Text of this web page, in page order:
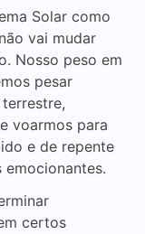
Solar como
vai mudar
Nosso peso em
pesar
voarmos para
e de repente
certos